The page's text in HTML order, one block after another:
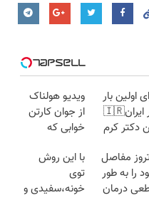
اولین بار
در ایران🇮🇷
دکتر کرم
ساخت!
ویدیو هولناک
از جوان کارتن
خوابی که
آموزش رایگان
مفاصل
را به طور
درمان
با این روش
توی
خونه،سفیدی و